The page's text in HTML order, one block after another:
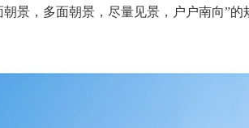
朝景，多面朝景，尽量见景，户户南向”的